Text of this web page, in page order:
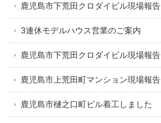
鹿児島市下荒田クロダイビル現場報告
3連休モデルハウス営業のご案内
鹿児島市下荒田クロダイビル現場報告
鹿児島市上荒田町マンション現場報告
鹿児島市樋之口町ビル着工しました